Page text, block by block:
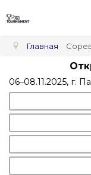
Главная
06–08.11.2025, г.